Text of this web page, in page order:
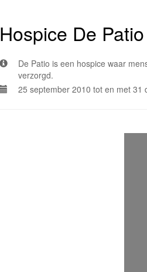
Hospice De Patio
De Patio is een hospice waar
verzorgd.
25 september 2010 tot en met 31